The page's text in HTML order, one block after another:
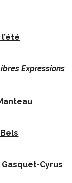
Expressions
Cyrus